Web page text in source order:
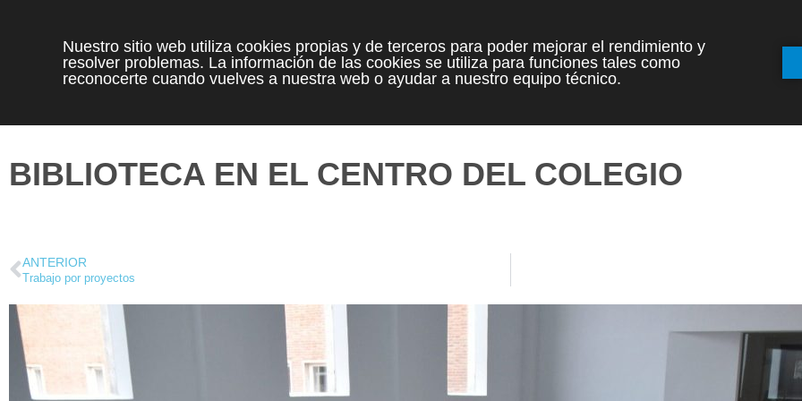
INICIO
BIBLIOTECA EN EL CENTRO DEL COLEGIO
ANTERIOR
Trabajo por proyectos
Nuestro sitio web utiliza cookies propias y de terceros para poder mejorar el rendimiento y
resolver problemas. La información de las cookies se utiliza para funciones tales como
reconocerte cuando vuelves a nuestra web o ayudar a nuestro equipo técnico.